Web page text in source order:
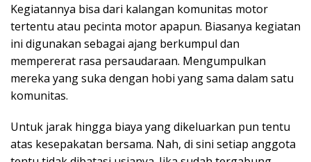
Kegiatannya bisa dari kalangan komunitas motor
tertentu atau pecinta motor apapun. Biasanya kegiatan
ini digunakan sebagai ajang berkumpul dan
mempererat rasa persaudaraan. Mengumpulkan
mereka yang suka dengan hobi yang sama dalam satu
komunitas.
Untuk jarak hingga biaya yang dikeluarkan pun tentu
atas kesepakatan bersama. Nah, di sini setiap anggota